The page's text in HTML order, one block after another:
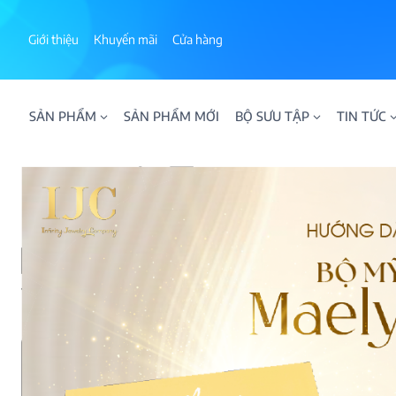
Giới thiệu Khuyến mãi Cửa hàng
SẢN PHẨM SẢN PHẨM MỚI BỘ SƯU TẬP
ALPHA AURA
BST BLOOM
BST NHẪN KIM
BST NHẪN NAM
BST SWEETIES
FAMILY
TIN TỨC